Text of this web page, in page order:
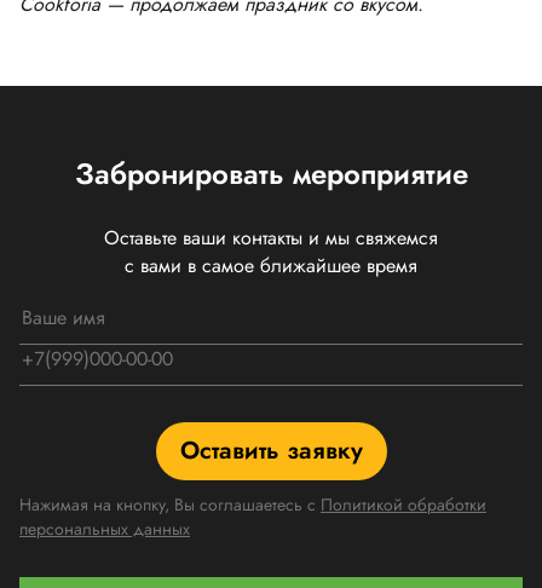
Забронировать мероприятие
Оставьте ваши контакты и мы свяжемся
с вами в самое ближайшее время
Оставить заявку
Нажимая на кнопку, Вы соглашаетесь с Политикой обработки
персональных данных